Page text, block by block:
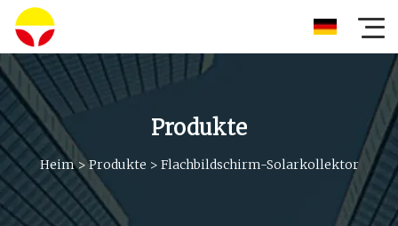
Produkte
Heim>Produkte > Flachbildschirm-Solarkollektor